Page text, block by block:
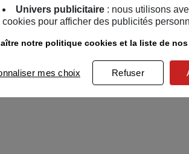
Univers publicitaire : nous utilisons
cookies pour afficher des publicités
notre politique cookies et la liste de
mes choix Refuser